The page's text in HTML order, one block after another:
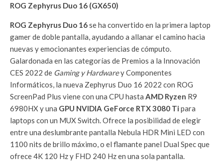
ROG Zephyrus Duo 16 (GX650)
ROG Zephyrus Duo 16se ha convertido en la primera laptop
gamer de doble pantalla, ayudando a allanar el camino hacia
nuevas y emocionantes experiencias de cómputo.
Galardonada en las categorías de Premios a la Innovación
CES 2022 de Gaming y Hardwarey Componentes
Informáticos, la nueva Zephyrus Duo 16 2022 con ROG
ScreenPad Plus viene con una CPU hasta AMD Ryzen R9
6980HX y una GPU NVIDIA GeForce RTX 3080 Ti para
laptops con un MUX Switch. Ofrece la posibilidad de elegir
entre una deslumbrante pantalla Nebula HDR Mini LED con
1100 nits de brillo máximo, o el flamante panel Dual Spec que
ofrece 4K 120 Hz y FHD 240 Hz en una sola pantalla.